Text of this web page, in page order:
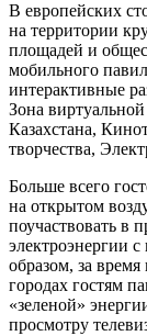
В европейских
на территории
площадей и
мобильного
интерактивные
Зона
Казахстана,
творчества,
Больше всего
на открытом
поучаствовать в
электроэнергии
образом, за
городах гостям
«зеленой»
просмотру